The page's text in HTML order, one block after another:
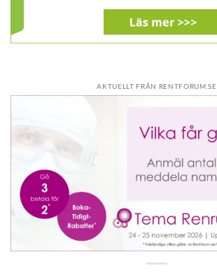
AKTUELLT FRÅN RENTFORUM.SE